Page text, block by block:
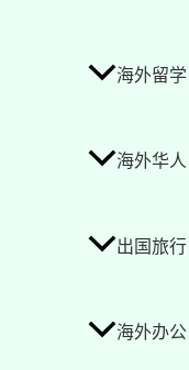
海外留学
海外华人
出国旅行
海外办公